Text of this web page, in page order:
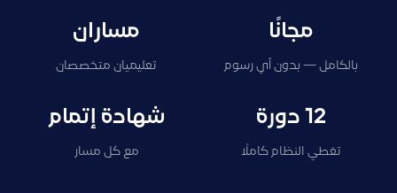
مجانًا
بالكامل — بدون أي رسوم
مساران
تعليميان متخصصان
12 دورة
تغطي النظام كاملًا
شهادة إتمام
مع كل مسار